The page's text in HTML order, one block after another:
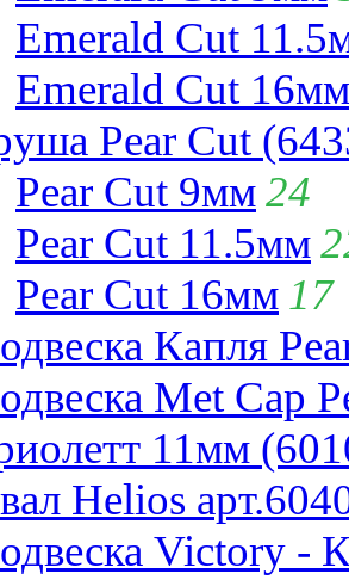
Emerald Cut
Emerald Cut 16мм
Pear Cut
Pear Cut 9мм24
Pear Cut 11.5мм
Pear Cut 16мм 17
Капля
Met Cap
11мм
Helios
Victory -